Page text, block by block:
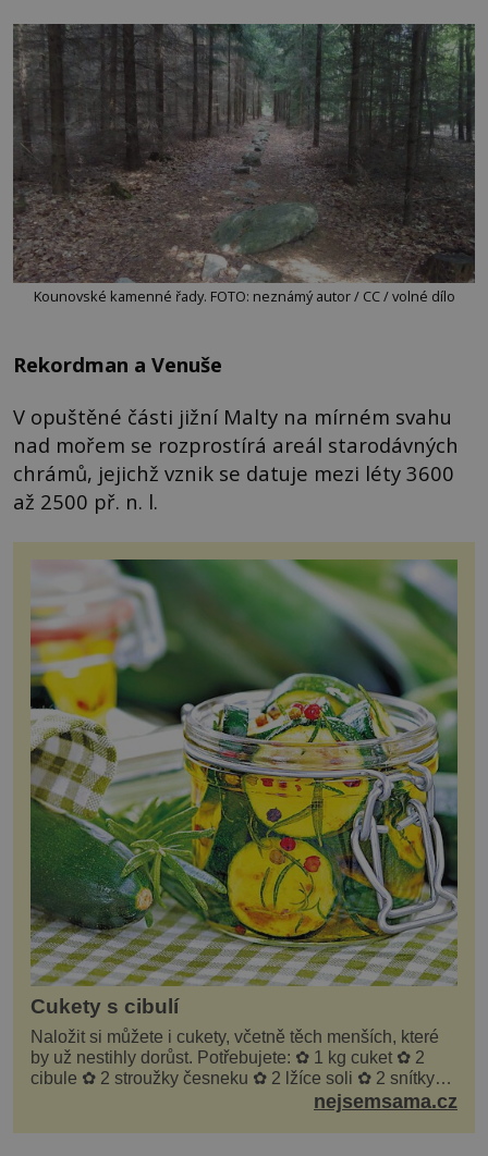
Kounovské kamenné řady. FOTO: neznámý autor / CC / volné dílo
Rekordman a Venuše
V opuštěné části jižní Malty na mírném svahu
nad mořem se rozprostírá areál starodávných
chrámů, jejichž vznik se datuje mezi léty 3600
až 2500 př. n. l.
Cukety s cibulí
Naložit si můžete i cukety, včetně těch menších, které
by už nestihly dorůst. Potřebujete: ✿ 1 kg cuket ✿ 2
cibule ✿ 2 stroužky česneku ✿ 2 lžíce soli ✿ 2 snítky
kopru ✿ hrst petrželky Nálev: ✿ 400 m...nejsemsama.cz